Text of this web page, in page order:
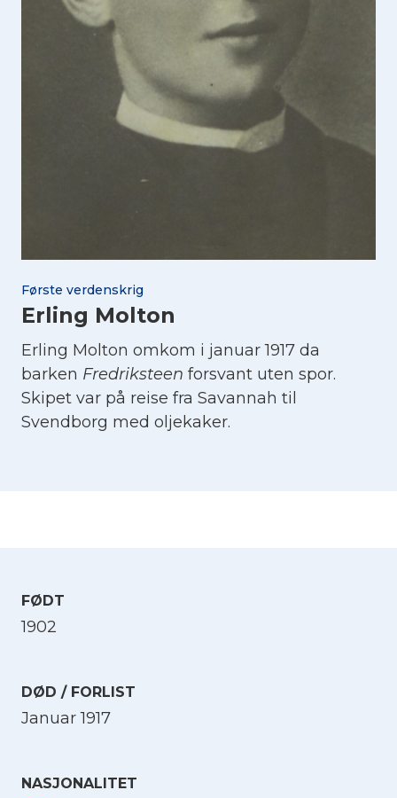
Første verdenskrig
Erling Molton
Erling Molton omkom i januar 1917 da
barken Fredriksteen forsvant uten spor.
Skipet var på reise fra Savannah til
Svendborg med oljekaker.
FØDT
1902
DØD / FORLIST
Januar 1917
NASJONALITET